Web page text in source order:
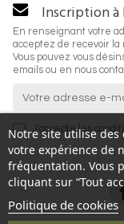
Notre site utilise
votre expérience de
fréquentation. Vous
cliquant sur “Tout
Politique de cookies
Inscription
En renseignant votre
acceptez de recevoir
Vous pouvez vous
emails ou en nous
J'accepte les